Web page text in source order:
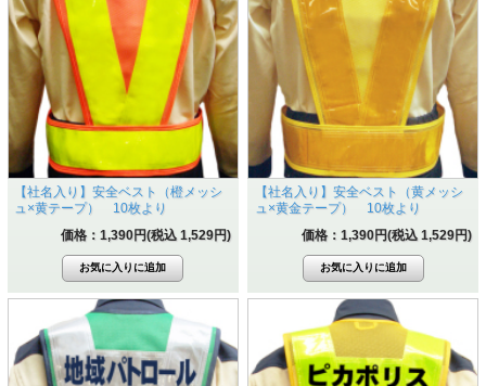
【社名入り】安全ベスト（橙メッシ
ュ×黄テープ） 10枚より
価格：1,390円(税込 1,529円)
【社名入り】安全ベスト（黄メッシ
ュ×黄金テープ） 10枚より
価格：1,390円(税込 1,529円)